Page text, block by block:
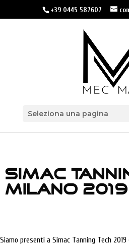
+39 0445 587607
Seleziona una pagina
SIMAC
MILANO 2019
Siamo presenti a Simac Tanning Tech